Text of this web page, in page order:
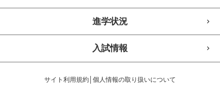
進学状況
入試情報
サイト利用規約 個人情報の取り扱いについて